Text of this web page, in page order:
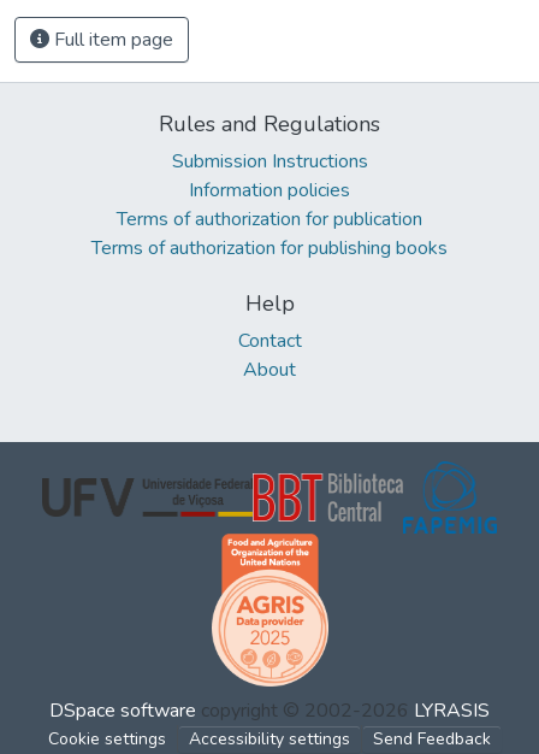
Full item page
Rules and Regulations
Submission Instructions
Information policies
Terms of authorization for publication
Terms of authorization for publishing books
Help
Contact
About
DSpace software copyright © 2002-2026 LYRASIS
Cookie settings Accessibility settings Send Feedback